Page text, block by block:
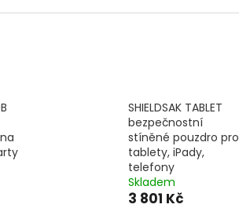
SHIELDSAK TABLET
bezpečnostní
stíněné pouzdro pro
tablety, iPady,
telefony
Skladem
3 801 Kč